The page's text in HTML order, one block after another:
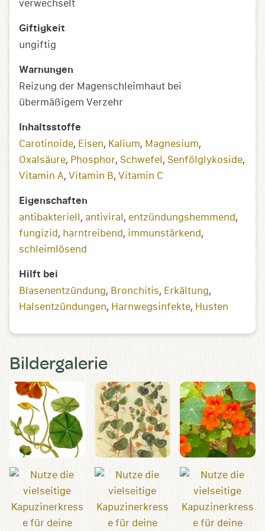
verwechselt
Giftigkeit
ungiftig
Warnungen
Reizung der Magenschleimhaut bei
übermäßigem Verzehr
Inhaltsstoffe
Carotinoide, Eisen, Kalium, Magnesium,
Oxalsäure, Phosphor, Schwefel, Senfölglykoside,
Vitamin A, Vitamin B, Vitamin C
Eigenschaften
antibakteriell, antiviral, entzündungs­­hemmend,
fungizid, harntreibend, immunstärkend,
schleimlösend
Hilft bei
Blasenentzündung, Bronchitis, Erkältung,
Halsentzündungen, Harnwegsinfekte, Husten
Bildergalerie